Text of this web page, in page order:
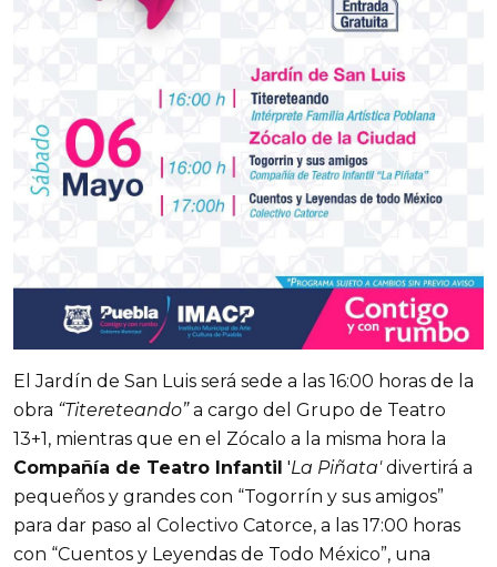
El Jardín de San Luis será sede a las 16:00 horas de la
obra “Titereteando”a cargo del Grupo de Teatro
13+1, mientras que en el Zócalo a la misma hora la
Compañía de Teatro Infantil 'La Piñata'divertirá a
pequeños y grandes con “Togorrín y sus amigos”
para dar paso al Colectivo Catorce, a las 17:00 horas
con “Cuentos y Leyendas de Todo México”, una